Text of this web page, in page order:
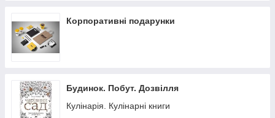
Корпоративні подарунки
Будинок. Побут. Дозвілля
Кулінарія. Кулінарні книги